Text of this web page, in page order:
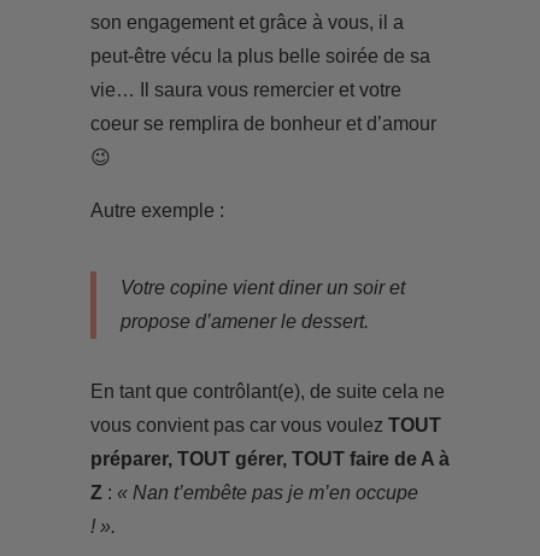
son engagement et grâce à vous, il a
peut-être vécu la plus belle soirée de sa
vie… Il saura vous remercier et votre
coeur se remplira de bonheur et d’amour
😉
Autre exemple :
Votre copine vient diner un soir et
propose d’amener le dessert.
En tant que contrôlant(e), de suite cela ne
vous convient pas car vous voulez TOUT
préparer, TOUT gérer, TOUT faire de A à
Z: « Nan t’embête pas je m’en occupe
! ».